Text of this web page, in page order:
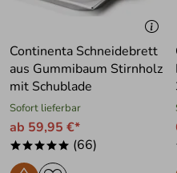
Continenta Schneidebrett
aus Gummibaum Stirnholz
mit Schublade
Sofort lieferbar
ab 59,95 €*
***** (66)